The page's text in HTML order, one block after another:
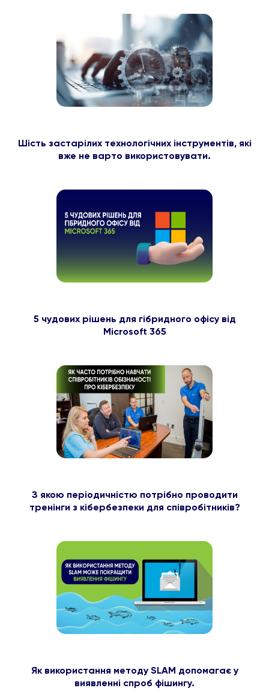
Шість застарілих технологічних інструментів, які
вже не варто використовувати.
5 чудових рішень для гібридного офісу від
Microsoft 365
З якою періодичністю потрібно проводити
тренінги з кібербезпеки для співробітників?
Як використання методу SLAM допомагає у
виявленні спроб фішингу.